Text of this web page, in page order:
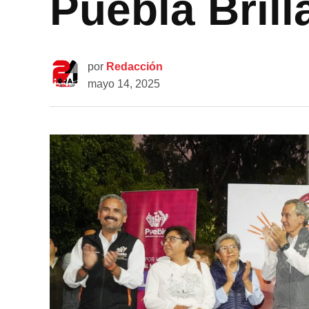
por Redacción
mayo 14, 2025